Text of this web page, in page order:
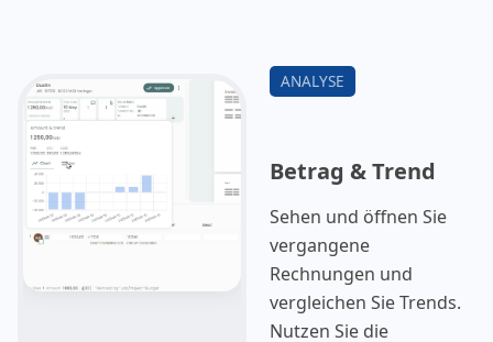
werfen, während Sie im
Vollbildmodus bleiben.
Dies ermöglicht einen
reibungsloseren und
effizienteren
Arbeitsablauf, da Sie
Ihre Dokumente
Betrag & Trend
Sehen und öffnen Sie
vergangene
Rechnungen und
vergleichen Sie Trends.
Nutzen Sie die